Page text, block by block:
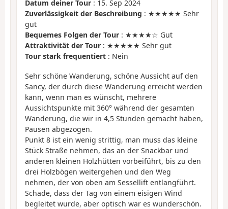
Datum deiner Tour : 15. Sep 2024
Zuverlässigkeit der Beschreibung : ★★★★★ Sehr
gut
Bequemes Folgen der Tour : ★★★★☆ Gut
Attraktivität der Tour : ★★★★★ Sehr gut
Tour stark frequentiert : Nein
Sehr schöne Wanderung, schöne Aussicht auf den
Sancy, der durch diese Wanderung erreicht werden
kann, wenn man es wünscht, mehrere
Aussichtspunkte mit 360° während der gesamten
Wanderung, die wir in 4,5 Stunden gemacht haben,
Pausen abgezogen.
Punkt 8 ist ein wenig strittig, man muss das kleine
Stück Straße nehmen, das an der Snackbar und
anderen kleinen Holzhütten vorbeiführt, bis zu den
drei Holzbögen weitergehen und den Weg
nehmen, der von oben am Sessellift entlangführt.
Schade, dass der Tag von einem eisigen Wind
begleitet wurde, aber optisch war es wunderschön.